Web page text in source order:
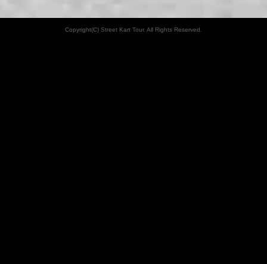
Copyright(C) Street Kart Tour. All Rights Reserved.